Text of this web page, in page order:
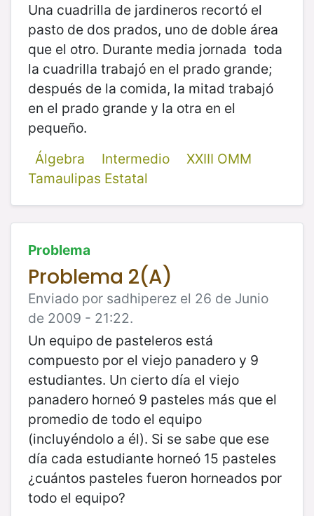
Una cuadrilla de jardineros recortó el
pasto de dos prados, uno de doble área
que el otro. Durante media jornada toda
la cuadrilla trabajó en el prado grande;
después de la comida, la mitad trabajó
en el prado grande y la otra en el
pequeño.
Álgebra
Intermedio
XXIII OMM
Tamaulipas Estatal
Problema
Problema 2(A)
Enviado por sadhiperez el 26 de Junio
de 2009 - 21:22.
Un equipo de pasteleros está
compuesto por el viejo panadero y 9
estudiantes. Un cierto día el viejo
panadero horneó 9 pasteles más que el
promedio de todo el equipo
(incluyéndolo a él). Si se sabe que ese
día cada estudiante horneó 15 pasteles
¿cuántos pasteles fueron horneados por
todo el equipo?